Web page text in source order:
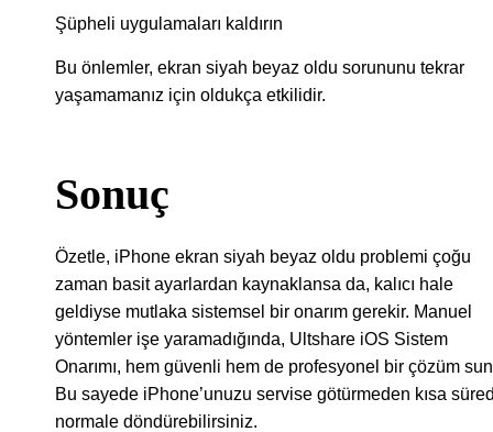
Şüpheli uygulamaları kaldırın
Bu önlemler, ekran siyah beyaz oldu sorununu tekrar
yaşamamanız için oldukça etkilidir.
Sonuç
Özetle, iPhone ekran siyah beyaz oldu problemi çoğu
zaman basit ayarlardan kaynaklansa da, kalıcı hale
geldiyse mutlaka sistemsel bir onarım gerekir. Manuel
yöntemler işe yaramadığında, Ultshare iOS Sistem
Onarımı, hem güvenli hem de profesyonel bir çözüm
Bu sayede iPhone’unuzu servise götürmeden kısa
normale döndürebilirsiniz.